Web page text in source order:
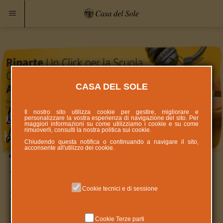
Un Click per la scuola Amazon
2024
CASA DEL SOLE
Il nostro sito utilizza cookie per gestire, migliorare e
personalizzare la vostra esperienza di navigazione del sito. Per
maggiori informazioni su come utilizziamo i cookie e su come
rimuoverli, consulti la nostra politica suicookie
Chiudendo questa notifica o continuando a navigare il sito,
acconsente all'utilizzo dei cookie.
Cookie tecnici e di sessione
Cookie Terze parti